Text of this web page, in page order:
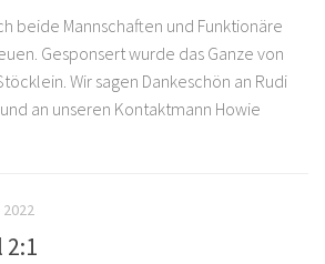
beide Mannschaften und Funktionäre
Gesponsert wurde das Ganze von
Wir sagen Dankeschön an Rudi
an unseren Kontaktmann Howie
2022